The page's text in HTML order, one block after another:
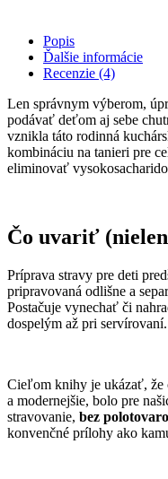
Popis
Ďalšie informácie
Recenzie (4)
Len správnym výberom,
podávať deťom aj sebe
vznikla táto rodinná
kombináciu na tanieri pre
eliminovať
Čo uvariť
Príprava stravy pre deti
pripravovaná odlišne a
Postačuje vynechať či
dospelým až pri servírovaní.
Cieľom knihy je ukázať, že
a modernejšie, bolo pre
stravovanie, bez
konvenčné prílohy ako